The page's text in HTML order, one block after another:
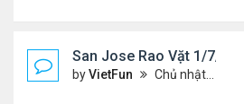
San Jose Rao Vặt 1/7/21-
byVietFun Chủ nhật Tháng 1 09, 2022 10:06 pm